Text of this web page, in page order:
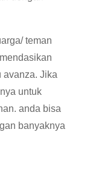
teman
avanza. Jika
untuk
anda bisa
banyaknya